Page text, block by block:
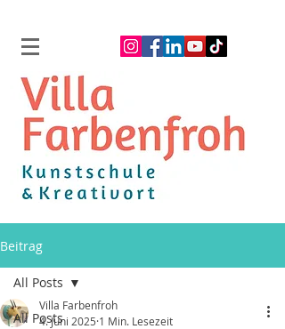
Beitrag
All Posts
All Posts
Villa Farbenfroh
4. Juni 2025 1 Min. Lesezeit